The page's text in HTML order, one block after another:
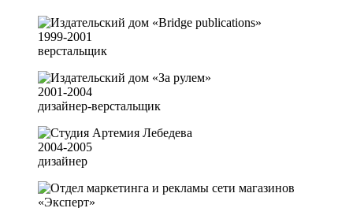
1999-2001
верстальщик
2001-2004
дизайнер-верстальщик
2004-2005
дизайнер